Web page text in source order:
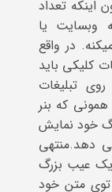
اینکه تعداد
وبسایت یا
در واقع
کلیکی باید
تبلیغات
که بنر
خود نمایش
دهد.منتهی
یک عیب بزرگ
توی متن خود